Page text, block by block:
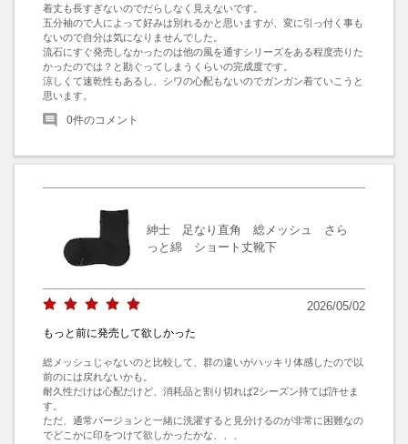
着丈も長すぎないのでだらしなく見えないです。
五分袖ので人によって好みは別れるかと思いますが、変に引っ付く事も
ないので自分は気になりませんでした。
流石にすぐ発売しなかったのは他の風を通すシリーズをある程度売りた
かったのでは？と勘ぐってしまうくらいの完成度です。
涼しくて速乾性もあるし、シワの心配もないのでガンガン着ていこうと
思います。
0件のコメント
紳士 足なり直角 総メッシュ さら
っと綿 ショート丈靴下
2026/05/02
もっと前に発売して欲しかった
総メッシュじゃないのと比較して、群の違いがハッキリ体感したので以
前のには戻れないかも。
耐久性だけは心配だけど、消耗品と割り切れば2シーズン持てば許せま
す。
ただ、通常バージョンと一緒に洗濯すると見分けるのが非常に困難なの
でどこかに印をつけて欲しかったかな、、、